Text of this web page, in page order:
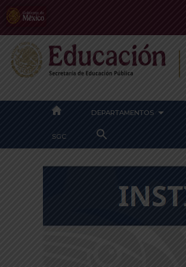
DEPARTAMENTOS
SGC
SEARCH BUTTON